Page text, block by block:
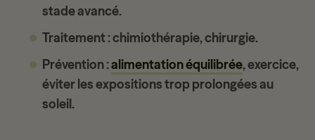
stade avancé.
Traitement: chimiothérapie, chirurgie.
Prévention:alimentation équilibrée, exercice,
éviter les expositions trop prolongées au
soleil.